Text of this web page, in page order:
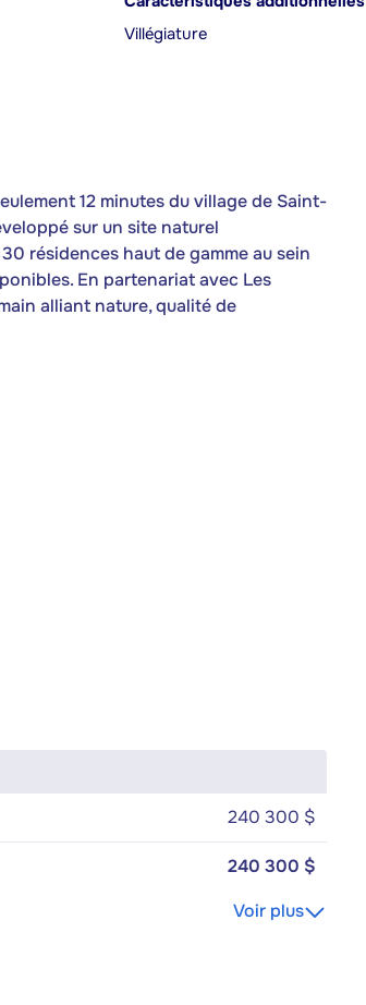
Villégiature
12 minutes du village de Saint-
sur un site naturel
résidences haut de gamme au sein
En partenariat avec Les
alliant nature, qualité de
240 300 $
240 300 $
Voir plus